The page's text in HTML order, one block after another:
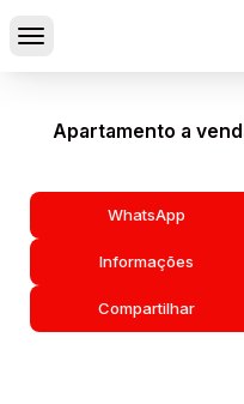
Apartamento a
WhatsApp
Informações
Compartilhar